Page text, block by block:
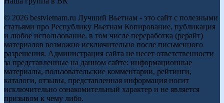
© 2026 bestvietnam.ru Лучший Вьетнам - это сайт с полезными
статьями про Республику Вьетнам Копирование, публикация
и любое использование, в том числе переработка (рерайт)
материалов возможно исключительно после письменного
разрешения. Администрация сайта не несет ответственности
за представленные на данном сайте: информационные
материалы, пользовательские комментарии, рейтинги,
каталоги, отзывы, представленная информация носит
исключительно ознакомительный характер и не является
призывом к чему либо.